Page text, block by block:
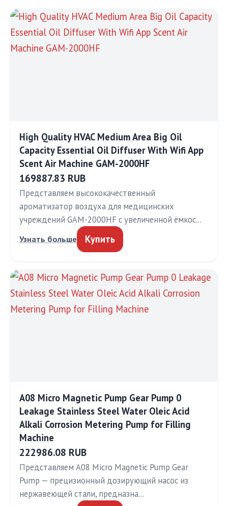
High Quality HVAC Medium Area Big Oil
Capacity Essential Oil Diffuser With Wifi App
Scent Air Machine GAM-2000HF
169887.83 RUB
Представляем высококачественный
ароматизатор воздуха для медицинских
учреждений GAM-2000HF с увеличенной ёмкос…
Узнать больше Купить
A08 Micro Magnetic Pump Gear Pump 0
Leakage Stainless Steel Water Oleic Acid
Alkali Corrosion Metering Pump for Filling
Machine
222986.08 RUB
Представляем A08 Micro Magnetic Pump Gear
Pump — прецизионный дозирующий насос из
нержавеющей стали, предназна…